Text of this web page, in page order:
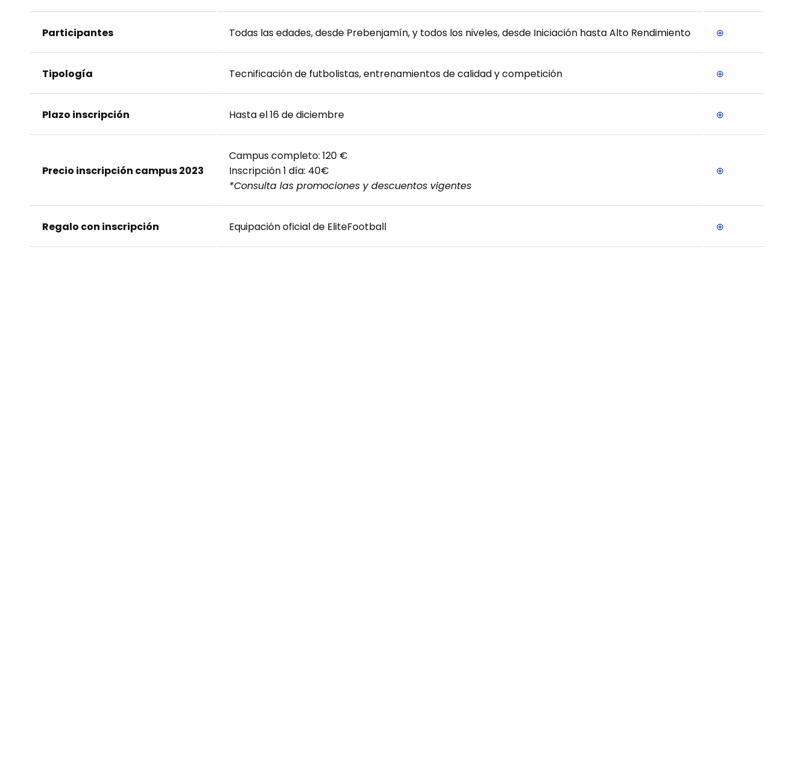
Participantes Todas las edades, desde Prebenjamín, y todos los niveles, desde Iniciación hasta Alto Rendimiento ⊕
Tipología Tecnificación de futbolistas, entrenamientos de calidad y competición ⊕
Plazo inscripción Hasta el 16 de diciembre ⊕
Precio inscripción campus 2023
Campus completo: 120 €
Inscripción 1 día: 40€
*Consulta las promociones y descuentos vigentes
⊕
Regalo con inscripción Equipación oficial de EliteFootball ⊕